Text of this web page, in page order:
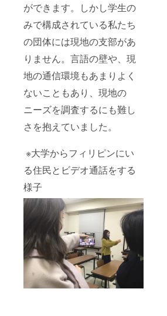
ができます。しかし学生の
みで構成されている私たち
の団体には現地の支部があ
りません。言語の壁や、現
地の通信環境もあまりよく
ないこともあり、現地の
ニーズを調査するにも難し
さを抱えていました。
※大学からフィリピンにい
る住民とビデオ通話をする
様子